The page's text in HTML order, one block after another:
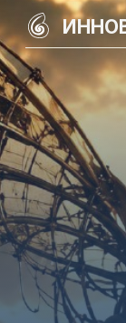
КАК
9
ОТ СЫРОЙ
КОНСТРУКЦИИ